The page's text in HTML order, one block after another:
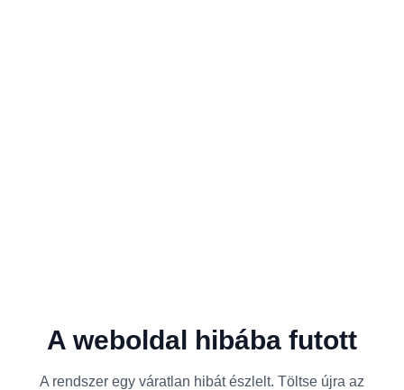
A weboldal hibába futott
A rendszer egy váratlan hibát észlelt. Töltse újra az